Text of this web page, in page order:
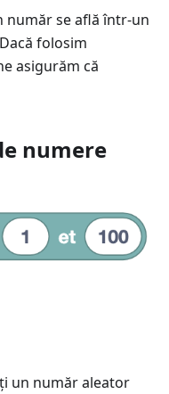
număr se află într-un
folosim
asigurăm că
numere
un număr aleator